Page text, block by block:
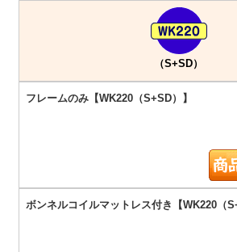
（S+SD）